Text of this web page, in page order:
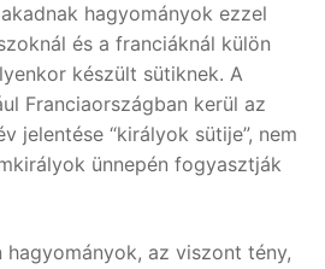
hagyományok ezzel
és a franciáknál külön
készült sütiknek. A
Franciaországban kerül az
jelentése “királyok sütije”, nem
ünnepén fogyasztják
hagyományok, az viszont tény,